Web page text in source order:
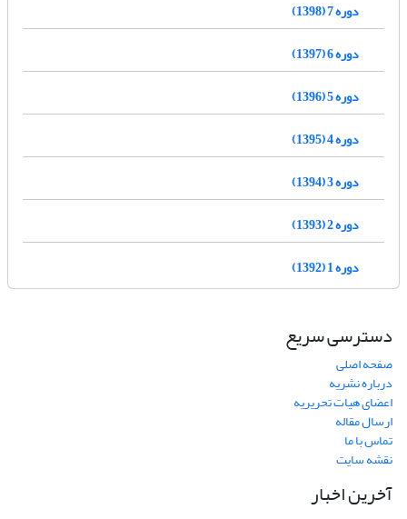
دوره 7 (1398)
دوره 6 (1397)
دوره 5 (1396)
دوره 4 (1395)
دوره 3 (1394)
دوره 2 (1393)
دوره 1 (1392)
دسترسی سریع
صفحه اصلی
درباره نشریه
اعضای هیات تحریریه
ارسال مقاله
تماس با ما
نقشه سایت
آخرین اخبار